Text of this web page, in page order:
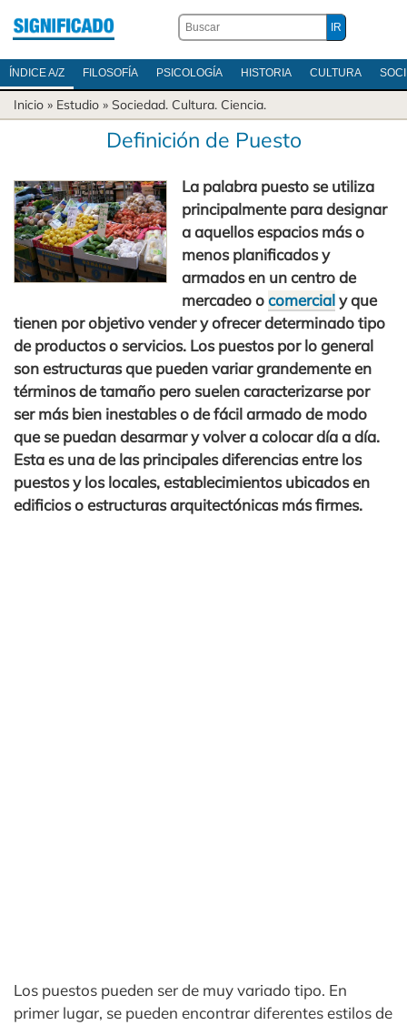
ÍNDICE A/Z FILOSOFÍA PSICOLOGÍA HISTORIA CULTURA
Inicio » Estudio » Sociedad. Cultura. Ciencia.
Definición de Puesto
La palabra puesto se utiliza
principalmente para designar
a aquellos espacios más o
menos planificados y
armados en un centro de
mercadeo ocomercialy que
tienen por objetivo vender y ofrecer determinado tipo
de productos o servicios. Los puestos por lo general
son estructuras que pueden variar grandemente en
términos de tamaño pero suelen caracterizarse por
ser más bien inestables o de fácil armado de modo
que se puedan desarmar y volver a colocar día a día.
Esta es una de las principales diferencias entre los
puestos y los locales, establecimientos ubicados en
edificios o estructuras arquitectónicas más firmes.
Los puestos pueden ser de muy variado tipo. En
primer lugar, se pueden encontrar diferentes estilos de